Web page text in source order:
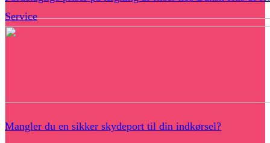
Service
Mangler du en sikker skydeport til din indkørsel?